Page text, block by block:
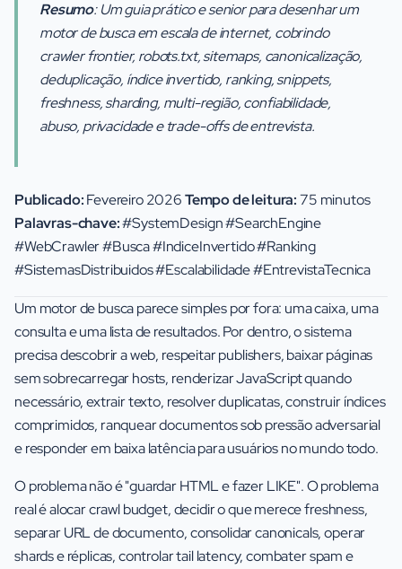
Resumo: Um guia prático e senior para desenhar um
motor de busca em escala de internet, cobrindo
crawler frontier, robots.txt, sitemaps, canonicalização,
deduplicação, índice invertido, ranking, snippets,
freshness, sharding, multi-região, confiabilidade,
abuso, privacidade e trade-offs de entrevista.
Publicado:Fevereiro 2026Tempo de leitura:75 minutos
Palavras-chave:#SystemDesign #SearchEngine
#WebCrawler #Busca #IndiceInvertido #Ranking
#SistemasDistribuidos #Escalabilidade #EntrevistaTecnica
Um motor de busca parece simples por fora: uma caixa, uma
consulta e uma lista de resultados. Por dentro, o sistema
precisa descobrir a web, respeitar publishers, baixar páginas
sem sobrecarregar hosts, renderizar JavaScript quando
necessário, extrair texto, resolver duplicatas, construir índices
comprimidos, ranquear documentos sob pressão adversarial
e responder em baixa latência para usuários no mundo todo.
O problema não é "guardar HTML e fazer LIKE". O problema
real é alocar crawl budget, decidir o que merece freshness,
separar URL de documento, consolidar canonicals, operar
shards e réplicas, controlar tail latency, combater spam e